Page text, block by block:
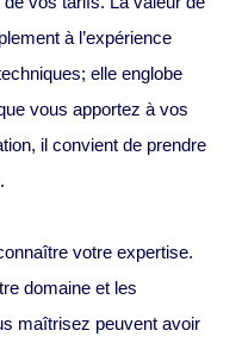
à l’expérience
elle englobe
vous apportez à vos
il convient de prendre
votre expertise.
domaine et les
maîtrisez peuvent avoir